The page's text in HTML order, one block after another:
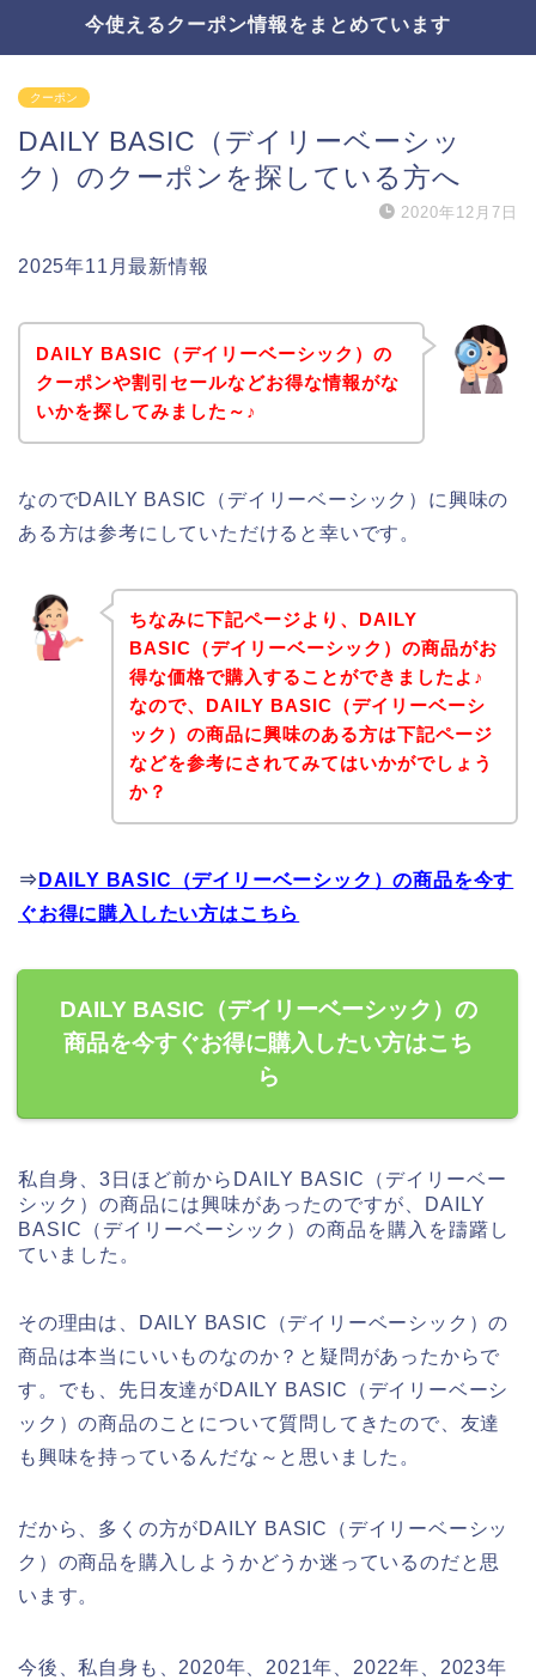
今使えるクーポン情報をまとめています
クーポン
DAILY BASIC（デイリーベーシッ
ク）のクーポンを探している方へ
2020年12月7日
2025年11月最新情報
DAILY BASIC（デイリーベーシック）の
クーポンや割引セールなどお得な情報がな
いかを探してみました～♪
なのでDAILY BASIC（デイリーベーシック）に興味の
ある方は参考にしていただけると幸いです。
ちなみに下記ページより、DAILY
BASIC（デイリーベーシック）の商品がお
得な価格で購入することができましたよ♪
なので、DAILY BASIC（デイリーベーシ
ック）の商品に興味のある方は下記ページ
などを参考にされてみてはいかがでしょう
か？
⇒ DAILY BASIC（デイリーベーシック）の商品を今す
ぐお得に購入したい方はこちら
DAILY BASIC（デイリーベーシック）の
商品を今すぐお得に購入したい方はこち
ら
私自身、3日ほど前からDAILY BASIC（デイリーベー
シック）の商品には興味があったのですが、DAILY
BASIC（デイリーベーシック）の商品を購入を躊躇し
ていました。
その理由は、DAILY BASIC（デイリーベーシック）の
商品は本当にいいものなのか？と疑問があったからで
す。でも、先日友達がDAILY BASIC（デイリーベーシ
ック）の商品のことについて質問してきたので、友達
も興味を持っているんだな～と思いました。
だから、多くの方がDAILY BASIC（デイリーベーシッ
ク）の商品を購入しようかどうか迷っているのだと思
います。
今後、私自身も、2020年、2021年、2022年、2023年